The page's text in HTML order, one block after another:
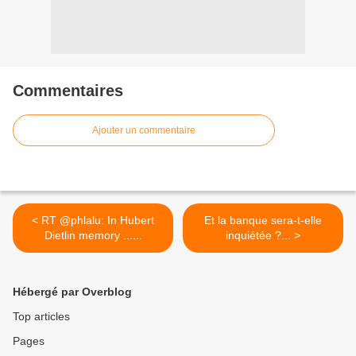
Commentaires
Ajouter un commentaire
< RT @phlalu: In Hubert
Dietlin memory ......
Et la banque sera-t-elle
inquiétée ?... >
Hébergé par Overblog
Top articles
Pages